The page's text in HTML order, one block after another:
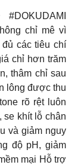
chỉ mê vì
các tiêu chí
chỉ hơn trăm
thâm chỉ sau
lông được thu
rõ rệt luôn
se khít lỗ chân
và giảm nguy
độ pH, giảm
mại Hỗ trợ